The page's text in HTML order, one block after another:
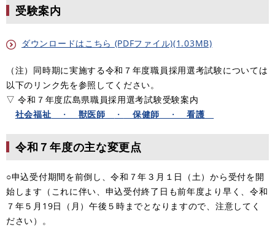
受験案内
ダウンロードはこちら (PDFファイル)(1.03MB)
（注）同時期に実施する令和７年度職員採用選考試験については
以下のリンク先を参照してください。
▽ 令和７年度広島県職員採用選考試験受験案内
社会福祉 ・ 獣医師 ・ 保健師 ・看護
令和７年度の主な変更点
○申込受付期間を前倒し、令和７年３月１日（土）から受付を開
始します（これに伴い、申込受付終了日も前年度より早く、令和
７年５月19日（月）午後５時までとなりますので、注意してく
ださい）。